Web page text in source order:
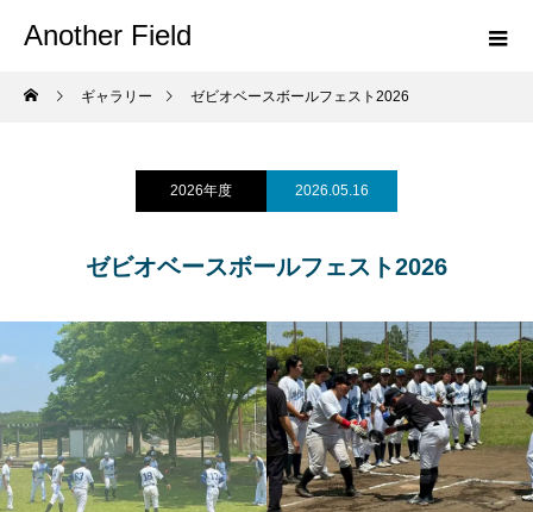
Another Field
ギャラリー ゼビオベースボールフェスト2026
2026年度 2026.05.16
ゼビオベースボールフェスト2026